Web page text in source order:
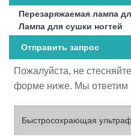
Перезаряжаемая лампа
Лампа для сушки ногтей
Отправить запрос
Пожалуйста, не
форме ниже. Мы ответим